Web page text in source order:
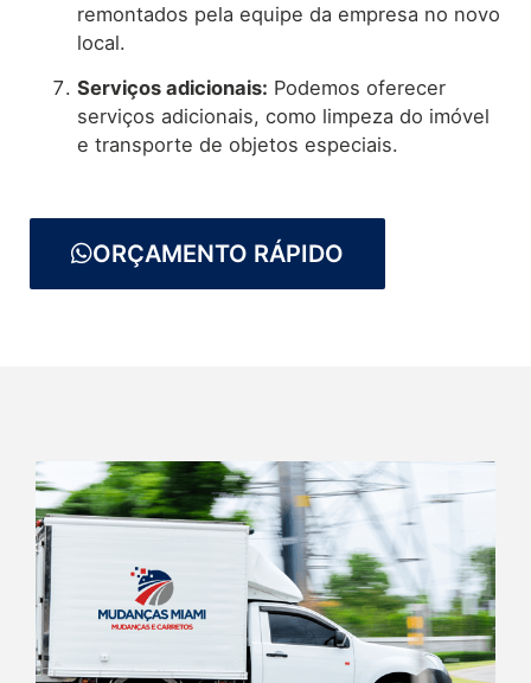
remontados pela equipe da empresa no novo
local.
Serviços adicionais: Podemos oferecer
serviços adicionais, como limpeza do imóvel
e transporte de objetos especiais.
ORÇAMENTO RÁPIDO